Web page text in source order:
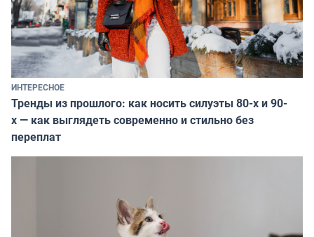
ИНТЕРЕСНОЕ
Тренды из прошлого: как носить силуэты 80-х и 90-
х — как выглядеть современно и стильно без
переплат